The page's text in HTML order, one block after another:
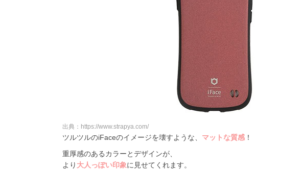
出典：https://www.strapya.com/
ツルツルのiFaceのイメージを壊すような、 マットな質感 ！
重厚感のあるカラーとデザインが、
より 大人っぽい印象に見せてくれます。